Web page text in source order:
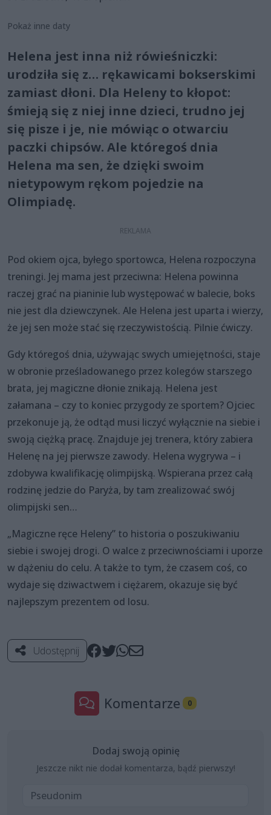
Pokaż inne daty
Helena jest inna niż rówieśniczki:
urodziła się z… rękawicami bokserskimi
zamiast dłoni. Dla Heleny to kłopot:
śmieją się z niej inne dzieci, trudno jej
się pisze i je, nie mówiąc o otwarciu
paczki chipsów. Ale któregoś dnia
Helena ma sen, że dzięki swoim
nietypowym rękom pojedzie na
Olimpiadę.
Pod okiem ojca, byłego sportowca, Helena rozpoczyna
treningi. Jej mama jest przeciwna: Helena powinna
raczej grać na pianinie lub występować w balecie, boks
nie jest dla dziewczynek. Ale Helena jest uparta i wierzy,
że jej sen może stać się rzeczywistością. Pilnie ćwiczy.
Gdy któregoś dnia, używając swych umiejętności, staje
w obronie prześladowanego przez kolegów starszego
brata, jej magiczne dłonie znikają. Helena jest
załamana – czy to koniec przygody ze sportem? Ojciec
przekonuje ją, że odtąd musi liczyć wyłącznie na siebie i
swoją ciężką pracę. Znajduje jej trenera, który zabiera
Helenę na jej pierwsze zawody. Helena wygrywa – i
zdobywa kwalifikację olimpijską. Wspierana przez całą
rodzinę jedzie do Paryża, by tam zrealizować swój
olimpijski sen…
„Magiczne ręce Heleny” to historia o poszukiwaniu
siebie i swojej drogi. O walce z przeciwnościami i uporze
w dążeniu do celu. A także to tym, że czasem coś, co
wydaje się dziwactwem i ciężarem, okazuje się być
najlepszym prezentem od losu.
Udostępnij
Komentarze 0
Dodaj swoją opinię
Jeszcze nikt nie dodał komentarza, bądź pierwszy!